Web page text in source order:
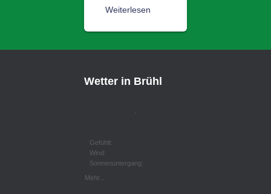
Weiterlesen
Wetter in Brühl
Gefühlt:
Wind:
Sonnenuntergang:
Mehr...